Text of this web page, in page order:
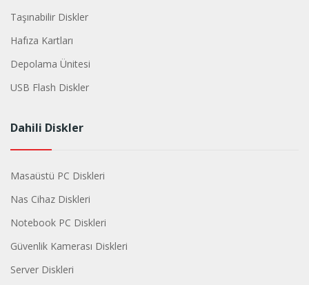
Taşınabilir Diskler
Hafıza Kartları
Depolama Ünitesi
USB Flash Diskler
Dahili Diskler
Masaüstü PC Diskleri
Nas Cihaz Diskleri
Notebook PC Diskleri
Güvenlik Kamerası Diskleri
Server Diskleri